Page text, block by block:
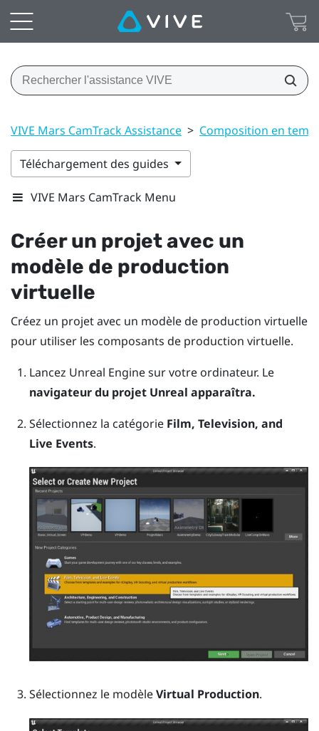
VIVE Mars CamTrack Assistance > Composition en
Téléchargement des guides
VIVE Mars CamTrack Menu
Créer un projet avec un
modèle de production
virtuelle
Créez un projet avec un modèle de production virtuelle
pour utiliser les composants de production virtuelle.
Lancez Unreal Enginesur votre ordinateur. Le
navigateur du projet Unreal apparaîtra.
Sélectionnez la catégorie Film, Television, and
Live Events.
Sélectionnez le modèleVirtual Production.